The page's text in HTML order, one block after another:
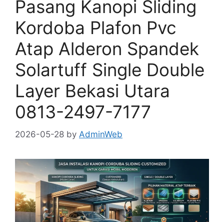
Pasang Kanopi Sliding
Kordoba Plafon Pvc
Atap Alderon Spandek
Solartuff Single Double
Layer Bekasi Utara
0813-2497-7177
2026-05-28 by AdminWeb